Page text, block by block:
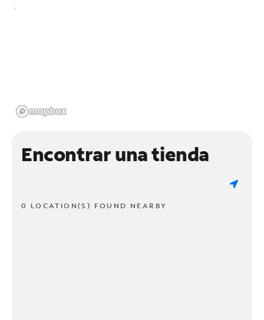
Encontrar una tienda
0 LOCATION(S) FOUND NEARBY